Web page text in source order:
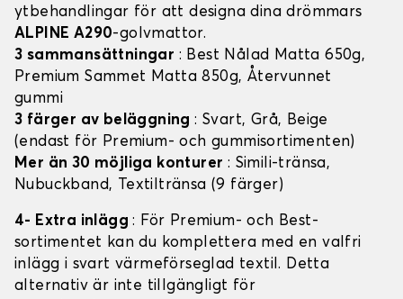
ytbehandlingar för att designa dina drömmars
ALPINE A290-golvmattor.
3 sammansättningar : Best Nålad Matta 650g,
Premium Sammet Matta 850g, Återvunnet
gummi
3 färger av beläggning: Svart, Grå, Beige
(endast för Premium- och gummisortimenten)
Mer än 30 möjliga konturer : Simili-tränsa,
Nubuckband, Textiltränsa (9 färger)
4- Extra inlägg: För Premium- och Best-
sortimentet kan du komplettera med en valfri
inlägg i svart värmeförseglad textil. Detta
alternativ är inte tillgängligt för